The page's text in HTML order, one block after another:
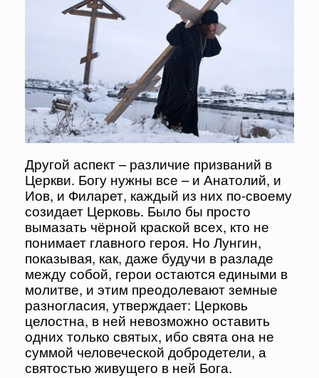
Другой аспект – различие призваний в
Церкви. Богу нужны все – и Анатолий, и
Иов, и Филарет, каждый из них по-своему
созидает Церковь. Было бы просто
вымазать чёрной краской всех, кто не
понимает главного героя. Но Лунгин,
показывая, как, даже будучи в разладе
между собой, герои остаются едиными в
молитве, и этим преодолевают земные
разногласия, утверждает: Церковь
целостна, в ней невозможно оставить
одних только святых, ибо свята она не
суммой человеческой добродетели, а
святостью живущего в ней Бога.